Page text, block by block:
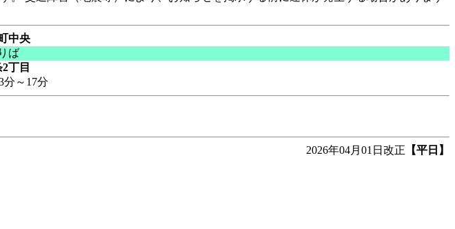
中央
ば
丁目
分～17分
2026年04月01日改正 【平日】